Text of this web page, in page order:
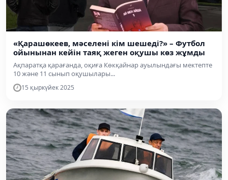
«Қарашөкеев, мәселені кім шешеді?» – Футбол
ойынынан кейін таяқ жеген оқушы көз жұмды
Ақпаратқа қарағанда, оқиға Көкқайнар ауылындағы мектепте
10 және 11 сынып оқушылары...
15 қыркүйек 2025